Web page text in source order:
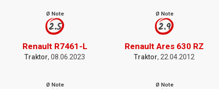
Ø Note
2.5
Renault R7461-L
Traktor, 08.06.2023
Ø Note
2.9
Renault Ares 630 RZ
Traktor, 22.04.2012
Ø Note Ø Note